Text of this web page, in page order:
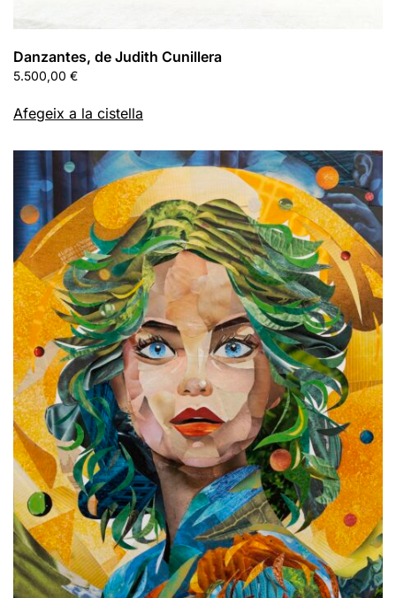
Danzantes, de Judith Cunillera
5.500,00 €
Afegeix a la cistella